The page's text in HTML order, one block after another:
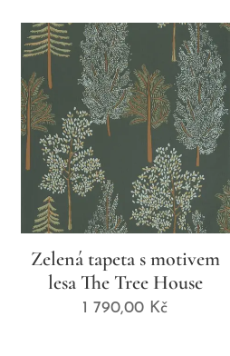
Zelená tapeta s motivem
lesa The Tree House
1 790,00 Kč